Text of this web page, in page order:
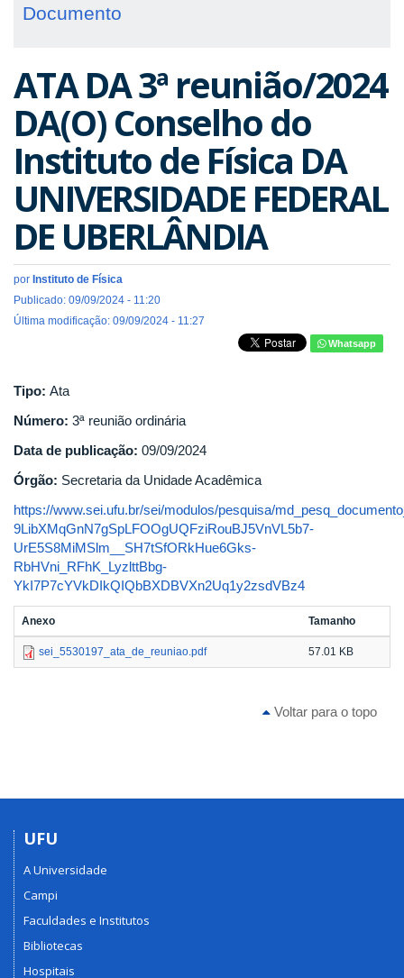
Documento
ATA DA 3ª reunião/2024
DA(O) Conselho do
Instituto de Física DA
UNIVERSIDADE FEDERAL
DE UBERLÂNDIA
por Instituto de Física
Publicado: 09/09/2024 - 11:20
Última modificação: 09/09/2024 - 11:27
Whatsapp
Tipo: Ata
Número: 3ª reunião ordinária
Data de publicação: 09/09/2024
Órgão: Secretaria da Unidade Acadêmica
https://www.sei.ufu.br/sei/modulos/pesquisa/
9LibXMqGnN7gSpLFOOgUQFziRouBJ5VnVL5b7-
UrE5S8MiMSlm__SH7tSfORkHue6Gks-
RbHVni_RFhK_LyzlttBbg-
YkI7P7cYVkDIkQIQbBXDBVXn2Uq1y2zsdVBz4
Anexo Tamanho
sei_5530197_ata_de_reuniao.pdf 57.01 KB
Voltar para o topo
UFU
A Universidade
Campi
Faculdades e Institutos
Bibliotecas
Hospitais